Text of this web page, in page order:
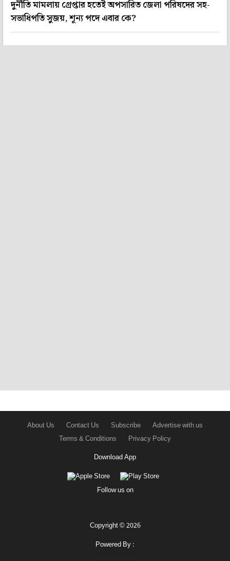
দুর্নীতি মামলায় গ্রেপ্তার হতেই অপসারিত জেলা পরিষদের সহ-
সভাধিপতি সুজয়, শূন্য পদে এবার কে?
About Us Contact Us Subscribe
Advertise with us
Terms & Conditions
Privacy Policy
Download App
Follow us on
Copyright © 2026
Powered By :